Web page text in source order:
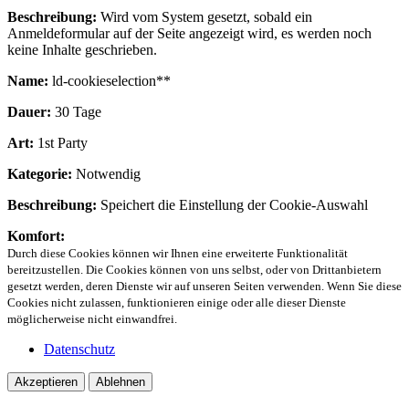
Beschreibung: Wird vom System gesetzt, sobald ein
Anmeldeformular auf der Seite angezeigt wird, es werden noch
keine Inhalte geschrieben.
Name: ld-cookieselection**
Dauer: 30 Tage
Art: 1st Party
Kategorie: Notwendig
Beschreibung: Speichert die Einstellung der Cookie-Auswahl
Komfort:
Durch diese Cookies können wir Ihnen eine erweiterte Funktionalität
bereitzustellen. Die Cookies können von uns selbst, oder von Drittanbietern
gesetzt werden, deren Dienste wir auf unseren Seiten verwenden. Wenn Sie diese
Cookies nicht zulassen, funktionieren einige oder alle dieser Dienste
möglicherweise nicht einwandfrei.
Datenschutz
Akzeptieren Ablehnen